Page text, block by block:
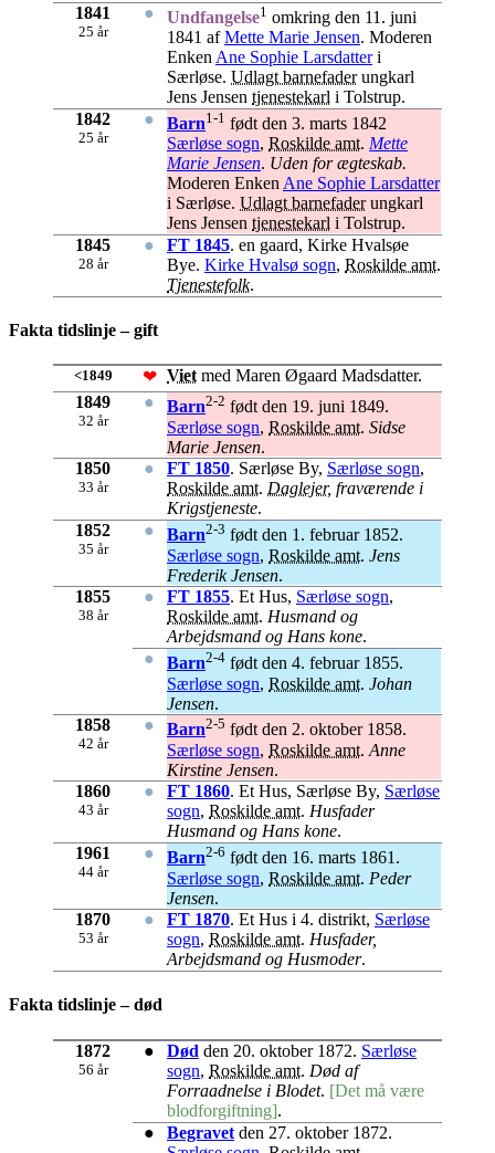
1841
25 år
● Undfangelse1 omkring den 11. juni
1841 afMette Marie Jensen. Moderen
Enken Ane Sophie Larsdatteri
Særløse. Udlagt barnefaderungkarl
Jens Jensen tjenestekarl i Tolstrup.
1842
25 år
● Barn1-1 født den 3. marts 1842
Særløse sogn, Roskilde amt. Mette
Marie Jensen. Uden for ægteskab.
Moderen Enken Ane Sophie Larsdatter
i Særløse. Udlagt barnefaderungkarl
Jens Jensen tjenestekarl i Tolstrup.
1845
28 år
● FT 1845. en gaard, Kirke Hvalsøe
Bye. Kirke Hvalsø sogn, Roskilde amt.
Tjenestefolk.
Fakta tidslinje – gift
<1849 ❤ Viet med Maren Øgaard Madsdatter.
1849
32 år
● Barn2-2 født den 19. juni 1849.
Særløse sogn, Roskilde amt. Sidse
Marie Jensen.
1850
33 år
● FT 1850. Særløse By, Særløse sogn,
Roskilde amt. Daglejer, fraværende i
Krigstjeneste.
1852
35 år
● Barn2-3 født den 1. februar 1852.
Særløse sogn, Roskilde amt. Jens
Frederik Jensen.
1855
38 år
● FT 1855. Et Hus, Særløse sogn,
Roskilde amt. Husmand og
Arbejdsmand og Hans kone.
●
Barn2-4 født den 4. februar 1855.
Særløse sogn, Roskilde amt. Johan
Jensen.
1858
42 år
● Barn2-5 født den 2. oktober 1858.
Særløse sogn, Roskilde amt. Anne
Kirstine Jensen.
1860
43 år
● FT 1860. Et Hus, Særløse By, Særløse
sogn, Roskilde amt. Husfader
Husmand og Hans kone.
1961
44 år
● Barn2-6 født den 16. marts 1861.
Særløse sogn, Roskilde amt. Peder
Jensen.
1870
53 år
● FT 1870. Et Hus i 4. distrikt, Særløse
sogn, Roskilde amt. Husfader,
Arbejdsmand og Husmoder.
Fakta tidslinje – død
1872
56 år
● Død den 20. oktober 1872. Særløse
sogn, Roskilde amt. Død af
Forraadnelse i Blodet. [Det må være
blodforgiftning].
●
Begravet den 27. oktober 1872.